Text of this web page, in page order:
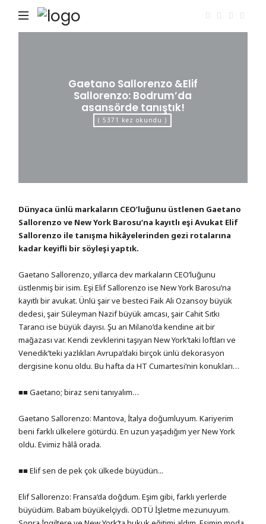
Birgen
Gaetano Sallorenzo &Elif
Sallorenzo: Bodrum’da
asansörde tanıştık!
( 5371 kez okundu )
Dünyaca ünlü markaların CEO’luğunu üstlenen Gaetano
Sallorenzo ve New York Barosu’na kayıtlı eşi Avukat Elif
Sallorenzo ile tanışma hikâyelerinden gezi rotalarına
kadar keyifli bir söyleşi yaptık.
Gaetano Sallorenzo, yıllarca dev markaların CEO’luğunu
üstlenmiş bir isim. Eşi Elif Sallorenzo ise New York Barosu’na
kayıtlı bir avukat. Ünlü şair ve besteci Faik Ali Ozansoy büyük
dedesi, şair Süleyman Nazif büyük amcası, şair Cahit Sıtkı
Tarancı ise büyük dayısı. Şu an Milano’da kendine ait bir
mağazası var. Kendi zevklerini taşıyan New York’taki loftları ve
Venedik’teki yazlıkları Avrupa’daki birçok ünlü dekorasyon
dergisine konu oldu. Bu hafta da HT Cumartesi’nin konukları…
■■ Gaetano; biraz seni tanıyalım…
Gaetano Sallorenzo: Mantova, İtalya doğumluyum. Kariyerim
beni farklı ülkelere götürdü. En uzun yaşadığım yer New York
oldu. Evimiz hâlâ orada.
■■ Elif sen de pek çok ülkede büyüdün...
Elif Sallorenzo: Fransa’da doğdum. Eşim gibi, farklı yerlerde
büyüdüm. Babam büyükelçiydi. ODTÜ İşletme mezunuyum.